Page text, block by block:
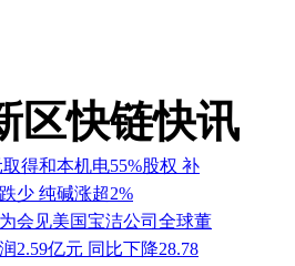
区快链快讯
得和本机电55%股权 补
少 纯碱涨超2%
会见美国宝洁公司全球董
2.59亿元 同比下降28.78